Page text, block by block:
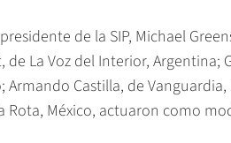
presidente de la SIP, Michael
La Voz del Interior, Argentina;
Armando Castilla, de
Rota, México, actuaron como